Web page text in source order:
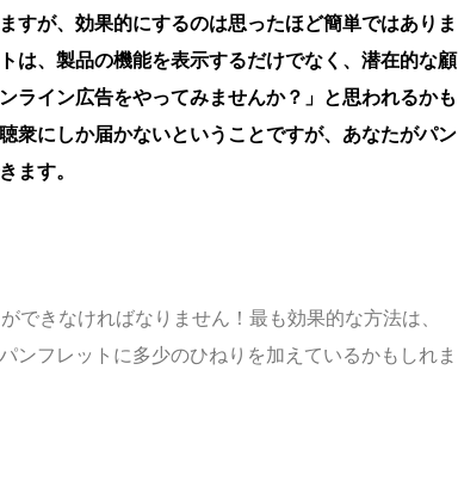
すが、効果的にするのは思ったほど簡単ではありま
は、製品の機能を表示するだけでなく、潜在的な顧
ライン広告をやってみませんか？」と思われるかも
衆にしか届かないということですが、あなたがパン
ます。
きなければなりません！最も効果的な方法は、
ンフレットに多少のひねりを加えているかもしれま